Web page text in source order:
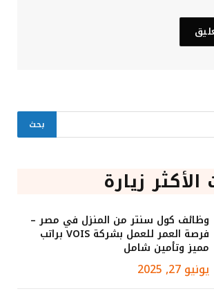
الأكثر زيارة
وظائف كول سنتر من المنزل في مصر –
فرصة العمر للعمل بشركة VOIS براتب
مميز وتأمين شامل
يونيو 27, 2025